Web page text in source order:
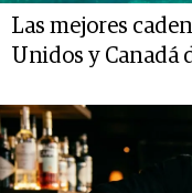
Las mejores
Unidos y Canadá